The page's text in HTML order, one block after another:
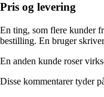
Pris og levering
En ting, som flere kunder
bestilling. En bruger
En anden kunde roser
Disse kommentarer tyder